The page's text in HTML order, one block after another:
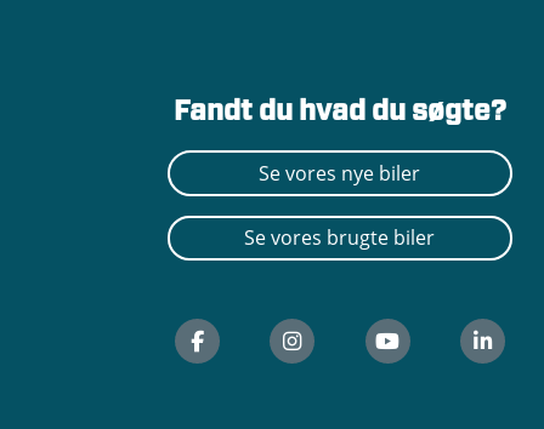
Fandt du hvad du søgte?
Se vores nye biler
Se vores brugte biler